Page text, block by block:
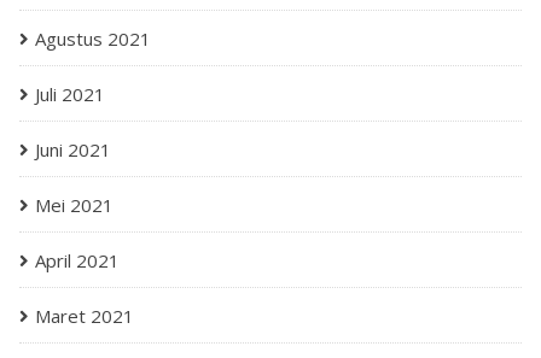
Agustus 2021
Juli 2021
Juni 2021
Mei 2021
April 2021
Maret 2021